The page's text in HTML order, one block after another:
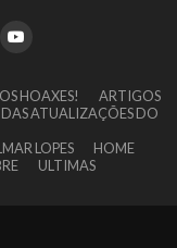
HOAXES!
ARTIGOS
DAS ATUALIZAÇÕES DO
LOPES
HOME
ULTIMAS